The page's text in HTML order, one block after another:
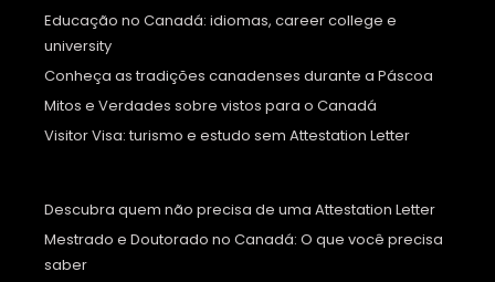
Educação no Canadá: idiomas, career college e
university
Conheça as tradições canadenses durante a Páscoa
Mitos e Verdades sobre vistos para o Canadá
Visitor Visa: turismo e estudo sem Attestation Letter
Descubra quem não precisa de uma Attestation Letter
Mestrado e Doutorado no Canadá: O que você precisa
saber